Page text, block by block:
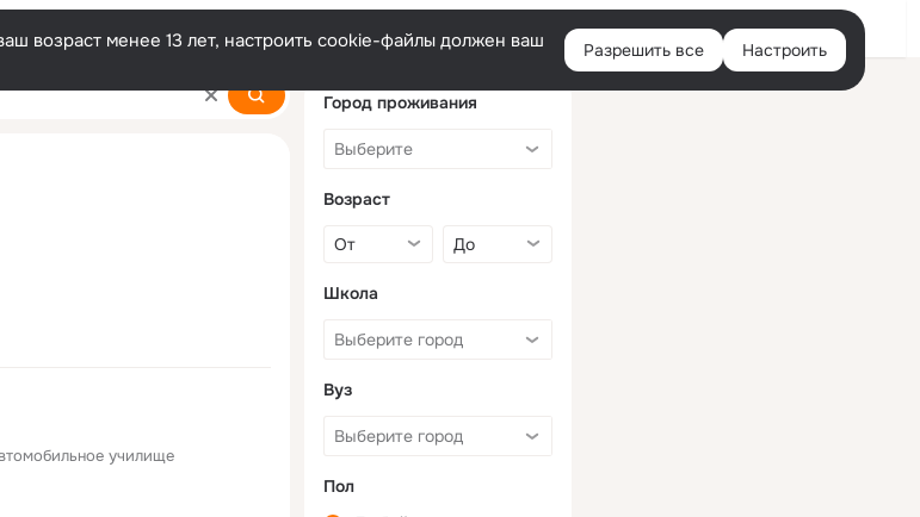
Войти
возраст менее 13 лет, настроить cookie-файлы должен ваш
Разрешить все Настроить
училище
Город проживания
Возраст
Школа
Вуз
Пол